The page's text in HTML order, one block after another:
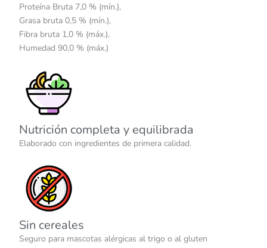
Proteína Bruta 7,0 % (mín.),
Grasa bruta 0,5 % (mín.),
Fibra bruta 1,0 % (máx.),
Humedad 90,0 % (máx.)
Nutrición completa y equilibrada
Elaborado con ingredientes de primera calidad.
Sin cereales
Seguro para mascotas alérgicas al trigo o al gluten